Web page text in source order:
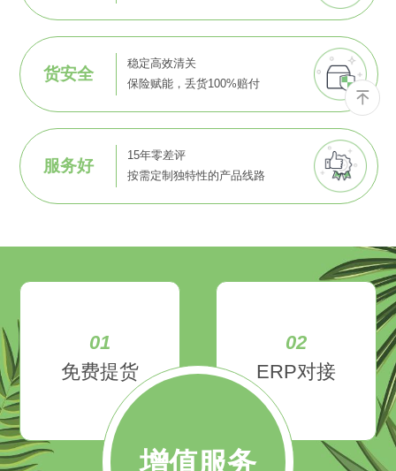
货安全
稳定高效清关
保险赋能，丢货100%赔付
服务好
15年零差评
按需定制独特性的产品线路
增值服务
01
免费提货
02
ERP对接